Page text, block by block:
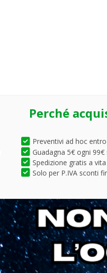
Perché
Preventivi ad hoc
Guadagna 5€ ogni 99€
Spedizione gratis a
Solo per P.IVA sconti